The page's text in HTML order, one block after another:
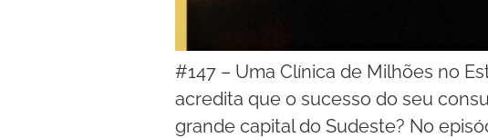
#147 – Uma Clínica de Milhões no
acredita que o sucesso do seu
grande capital do Sudeste? No